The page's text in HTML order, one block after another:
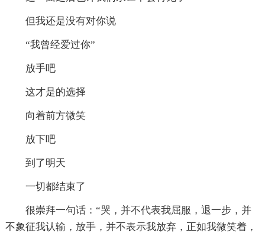
但我还是没有对你说
“我曾经爱过你”
放手吧
这才是的选择
向着前方微笑
放下吧
到了明天
一切都结束了
很崇拜一句话：“哭，并不代表我屈服，退一步，并
不象征我认输，放手，并不表示我放弃，正如我微笑着，